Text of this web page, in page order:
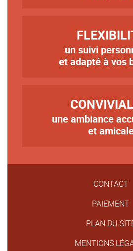
un suivi
et adapté à vos
Texteune ambiance
et
CONTACT
PAIEMENT
PLAN DU
MENTIONS